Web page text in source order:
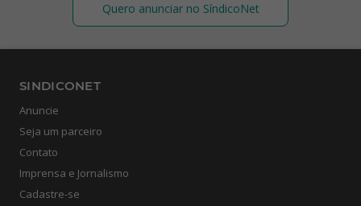
Quero anunciar no SíndicoNet
SINDICONET
Anuncie
Seja um parceiro
Contato
Imprensa e Jornalismo
Cadastre-se